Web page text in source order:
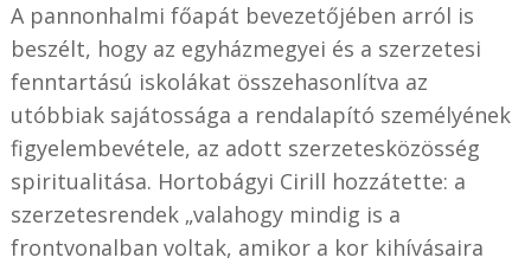
A pannonhalmi főapát bevezetőjében arról is
beszélt, hogy az egyházmegyei és a szerzetesi
fenntartású iskolákat összehasonlítva az
utóbbiak sajátossága a rendalapító személyének
figyelembevétele, az adott szerzetesközösség
spiritualitása. Hortobágyi Cirill hozzátette: a
szerzetesrendek „valahogy mindig is a
frontvonalban voltak, amikor a kor kihívásaira